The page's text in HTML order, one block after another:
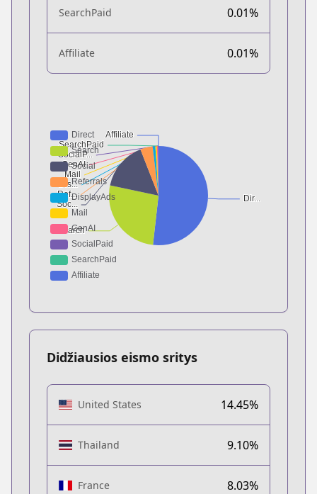
SearchPaid 0.01%
Affiliate 0.01%
Didžiausios eismo sritys
United States 14.45%
Thailand 9.10%
France 8.03%